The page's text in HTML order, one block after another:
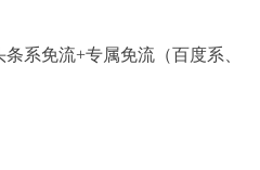
系免流+专属免流（百度系、